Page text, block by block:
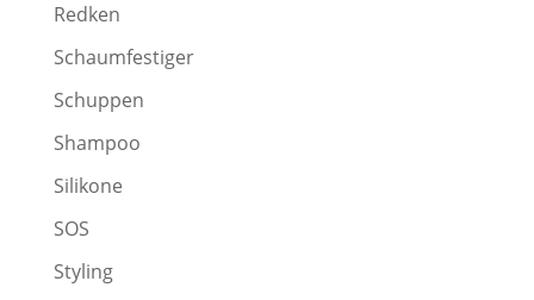
Redken
Schaumfestiger
Schuppen
Shampoo
Silikone
SOS
Styling